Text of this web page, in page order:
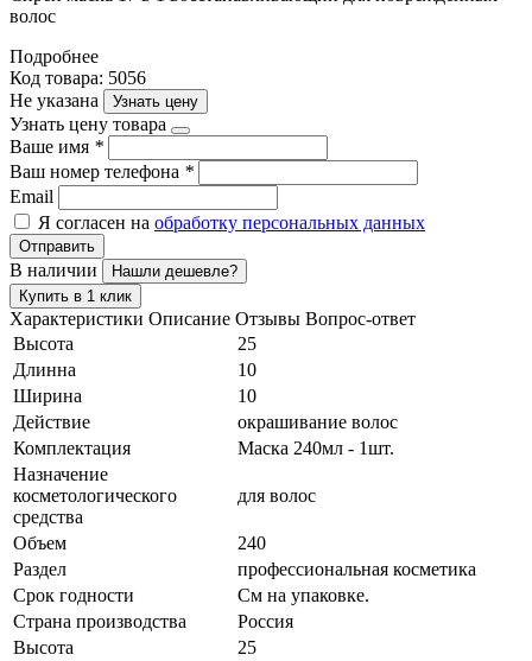
волос
Подробнее
Код товара: 5056
Не указана
Узнать цену
Узнать цену товара
Ваше имя *
Ваш номер телефона *
Email
Я согласен на обработку персональных данных
Отправить
В наличии
Нашли дешевле?
Купить в 1 клик
Характеристики Описание Отзывы Вопрос-ответ
Высота
25
Длинна
10
Ширина
10
Действие
окрашивание волос
Комплектация
Маска 240мл - 1шт.
Назначение
косметологического
средства
для волос
Объем
240
Раздел
профессиональная косметика
Срок годности
См на упаковке.
Страна производства
Россия
Высота
25